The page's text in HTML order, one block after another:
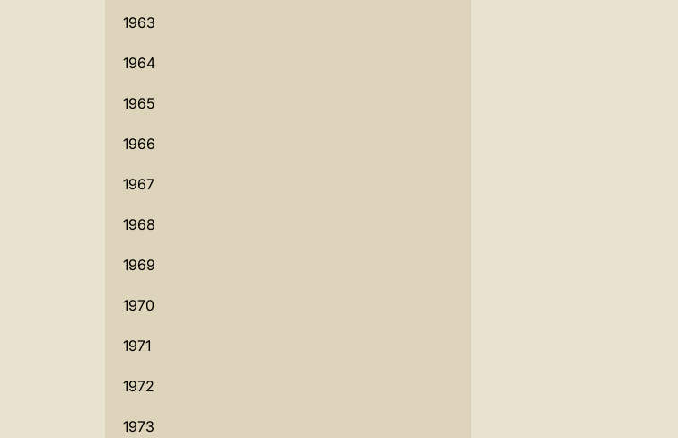
1963
1964
1965
1966
1967
1968
1969
1970
1971
1972
1973